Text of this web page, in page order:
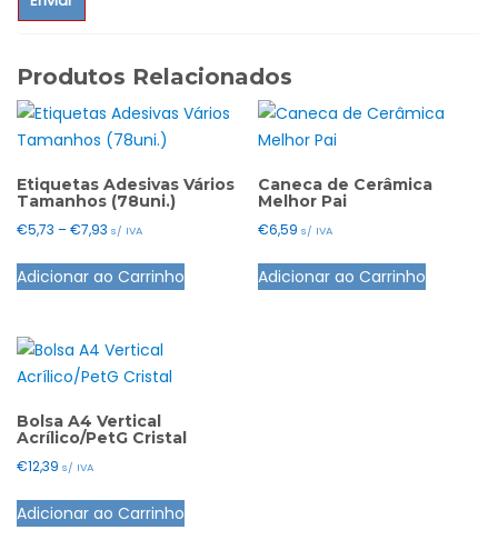
Produtos Relacionados
Etiquetas Adesivas Vários
Tamanhos (78uni.)
€5,73 –€7,93 Price
€5,73
s/ IVA
Adicionar ao Carrinho
This
product
may
chosen
on
Caneca de Cerâmica
Melhor Pai
€6,59 s/ IVA
Adicionar ao Carrinho
Bolsa A4 Vertical
Acrílico/PetG Cristal
€12,39 s/ IVA
Adicionar ao Carrinho